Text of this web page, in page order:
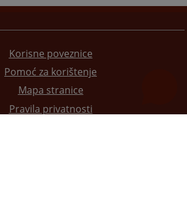
Korisne poveznice
Pomoć za korištenje
Mapa stranice
Pravila privatnosti